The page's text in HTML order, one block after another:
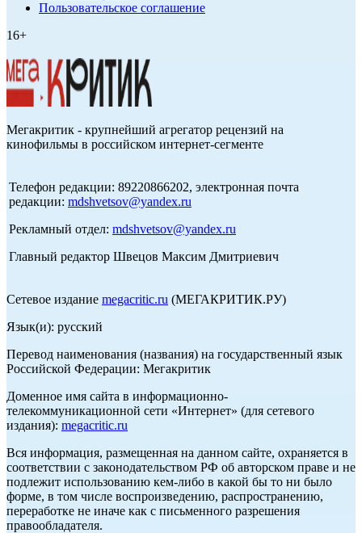
Пользовательское соглашение
16+
Мегакритик - крупнейший агрегатор рецензий на
кинофильмы в российском интернет-сегменте
Телефон редакции: 89220866202, электронная почта
редакции: mdshvetsov@yandex.ru
Рекламный отдел: mdshvetsov@yandex.ru
Главный редактор Швецов Максим Дмитриевич
Сетевое издание megacritic.ru (МЕГАКРИТИК.РУ)
Язык(и): русский
Перевод наименования (названия) на государственный язык
Российской Федерации: Мегакритик
Доменное имя сайта в информационно-
телекоммуникационной сети «Интернет» (для сетевого
издания): megacritic.ru
Вся информация, размещенная на данном сайте, охраняется в
соответствии с законодательством РФ об авторском праве и не
подлежит использованию кем-либо в какой бы то ни было
форме, в том числе воспроизведению, распространению,
переработке не иначе как с письменного разрешения
правообладателя.